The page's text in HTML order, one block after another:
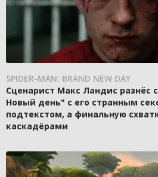
SPIDER-MAN: BRAND NEW DAY
Сценарист Макс Ландис разнёс
Новый день" с его странным
подтекстом, а финальную
каскадёрами